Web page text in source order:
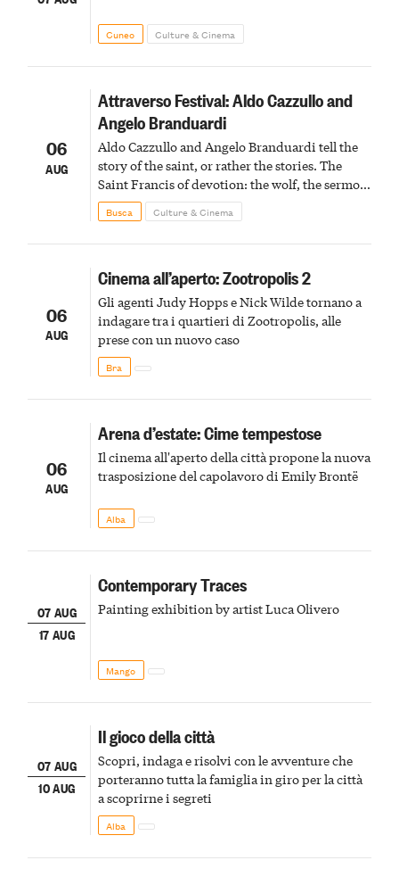
Cuneo Culture & Cinema
06
AUG
Attraverso Festival: Aldo Cazzullo and
Angelo Branduardi
Aldo Cazzullo and Angelo Branduardi tell the
story of the saint, or rather the stories. The
Saint Francis of devotion: the wolf, the sermon
to the birds, the stigmata
Busca Culture & Cinema
06
AUG
Cinema all’aperto: Zootropolis 2
Gli agenti Judy Hopps e Nick Wilde tornano a
indagare tra i quartieri di Zootropolis, alle
prese con un nuovo caso
Bra
06
AUG
Arena d’estate: Cime tempestose
Il cinema all'aperto della città propone la nuova
trasposizione del capolavoro di Emily Brontë
Alba
07 AUG
17 AUG
Contemporary Traces
Painting exhibition by artist Luca Olivero
Mango
07 AUG
10 AUG
Il gioco della città
Scopri, indaga e risolvi con le avventure che
porteranno tutta la famiglia in giro per la città
a scoprirne i segreti
Alba